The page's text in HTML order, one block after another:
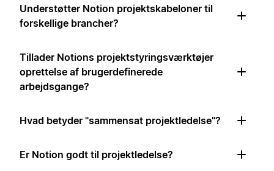
Understøtter Notion projektskabeloner til
forskellige brancher?
Tillader Notions projektstyringsværktøjer
oprettelse af brugerdefinerede
arbejdsgange?
Hvad betyder "sammensat projektledelse"?
Er Notion godt til projektledelse?